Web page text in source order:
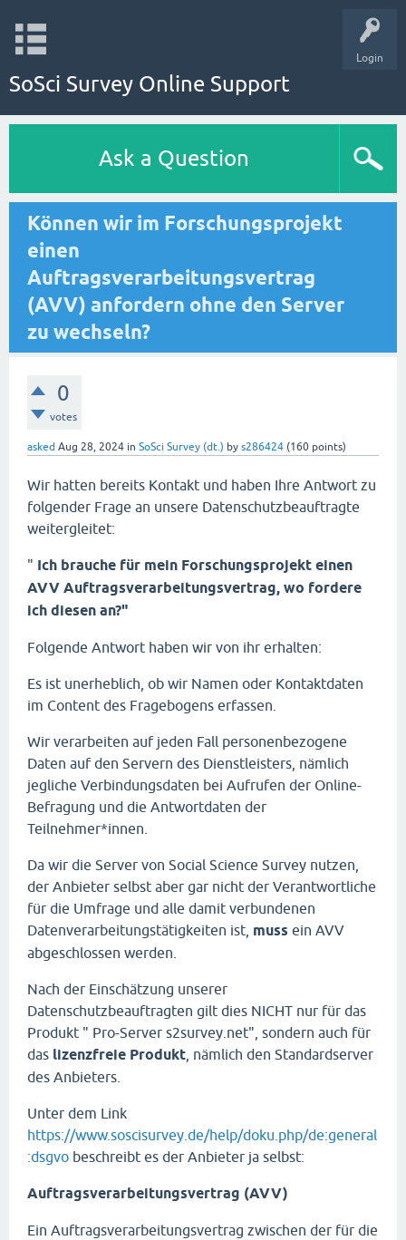
Login
SoSci Survey Online Support
Ask a Question
Können wir im Forschungsprojekt
einen
Auftragsverarbeitungsvertrag
(AVV) anfordern ohne den Server
zu wechseln?
0
votes
asked Aug 28, 2024 in SoSci Survey (dt.) by s286424 (160 points)
Wir hatten bereits Kontakt und haben Ihre Antwort zu
folgender Frage an unsere Datenschutzbeauftragte
weitergleitet:
" Ich brauche für mein Forschungsprojekt einen
AVV Auftragsverarbeitungsvertrag, wo fordere
ich diesen an?"
Folgende Antwort haben wir von ihr erhalten:
Es ist unerheblich, ob wir Namen oder Kontaktdaten
im Content des Fragebogens erfassen.
Wir verarbeiten auf jeden Fall personenbezogene
Daten auf den Servern des Dienstleisters, nämlich
jegliche Verbindungsdaten bei Aufrufen der Online-
Befragung und die Antwortdaten der
Teilnehmer*innen.
Da wir die Server von Social Science Survey nutzen,
der Anbieter selbst aber gar nicht der Verantwortliche
für die Umfrage und alle damit verbundenen
Datenverarbeitungstätigkeiten ist, muss ein AVV
abgeschlossen werden.
Nach der Einschätzung unserer
Datenschutzbeauftragten gilt dies NICHT nur für das
Produkt " Pro-Server s2survey.net", sondern auch für
das lizenzfreie Produkt , nämlich den Standardserver
des Anbieters.
Unter dem Link
https://www.soscisurvey.de/help/doku.php/de:general
:dsgvo beschreibt es der Anbieter ja selbst:
Auftragsverarbeitungsvertrag (AVV)
Ein Auftragsverarbeitungsvertrag zwischen der für die